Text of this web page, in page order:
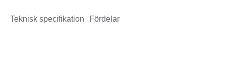
Teknisk specifikation Fördelar